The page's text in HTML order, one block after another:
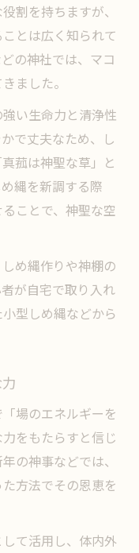
割を持ちますが、
とは広く知られて
の神社では、マコ
ました。
い生命力と清浄性
で丈夫なため、し
菰は神聖な草」と
縄を新調する際
ことで、神聖な空
め縄作りや神棚の
が自宅で取り入れ
型しめ縄などから
場のエネルギーを
をもたらすと信じ
の神事などでは、
方法でその恩恵を
て活用し、体内外